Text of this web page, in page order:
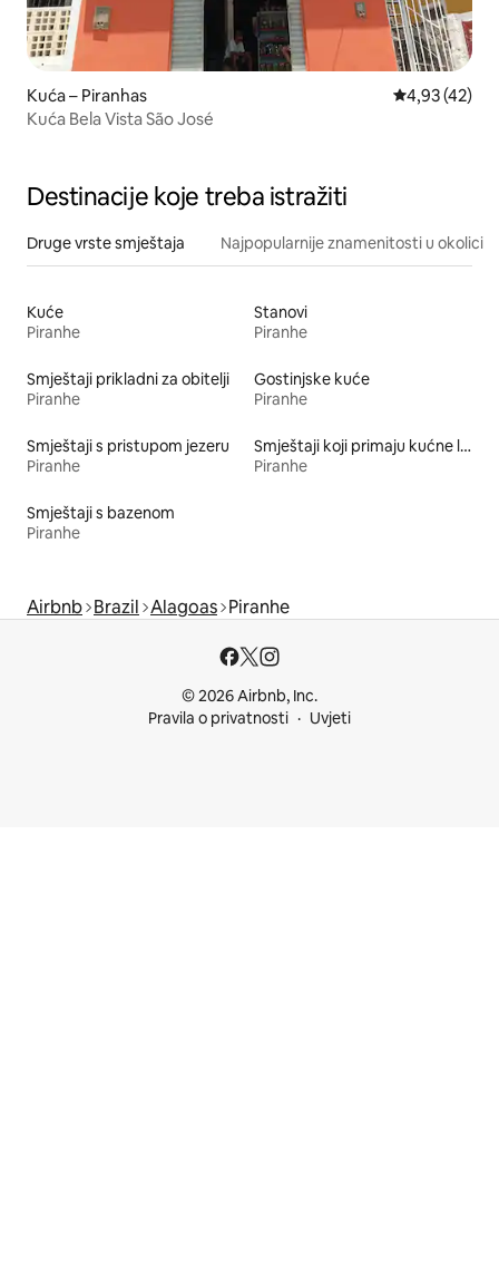
Kuća – Piranhas Prosječna
4,93 (42)
Kuća Bela Vista São José
Destinacije koje treba istražiti
Druge vrste smještaja Najpopularnije znamenitosti u okolici
Kuće
Piranhe
Stanovi
Piranhe
Smještaji prikladni za obitelji
Piranhe
Gostinjske kuće
Piranhe
Smještaji s pristupom jezeru
Piranhe
Smještaji koji primaju kućne ljubimce
Piranhe
Smještaji s bazenom
Piranhe
Airbnb Brazil Alagoas Piranhe
© 2026 Airbnb, Inc.
Pravila o privatnosti
Uvjeti